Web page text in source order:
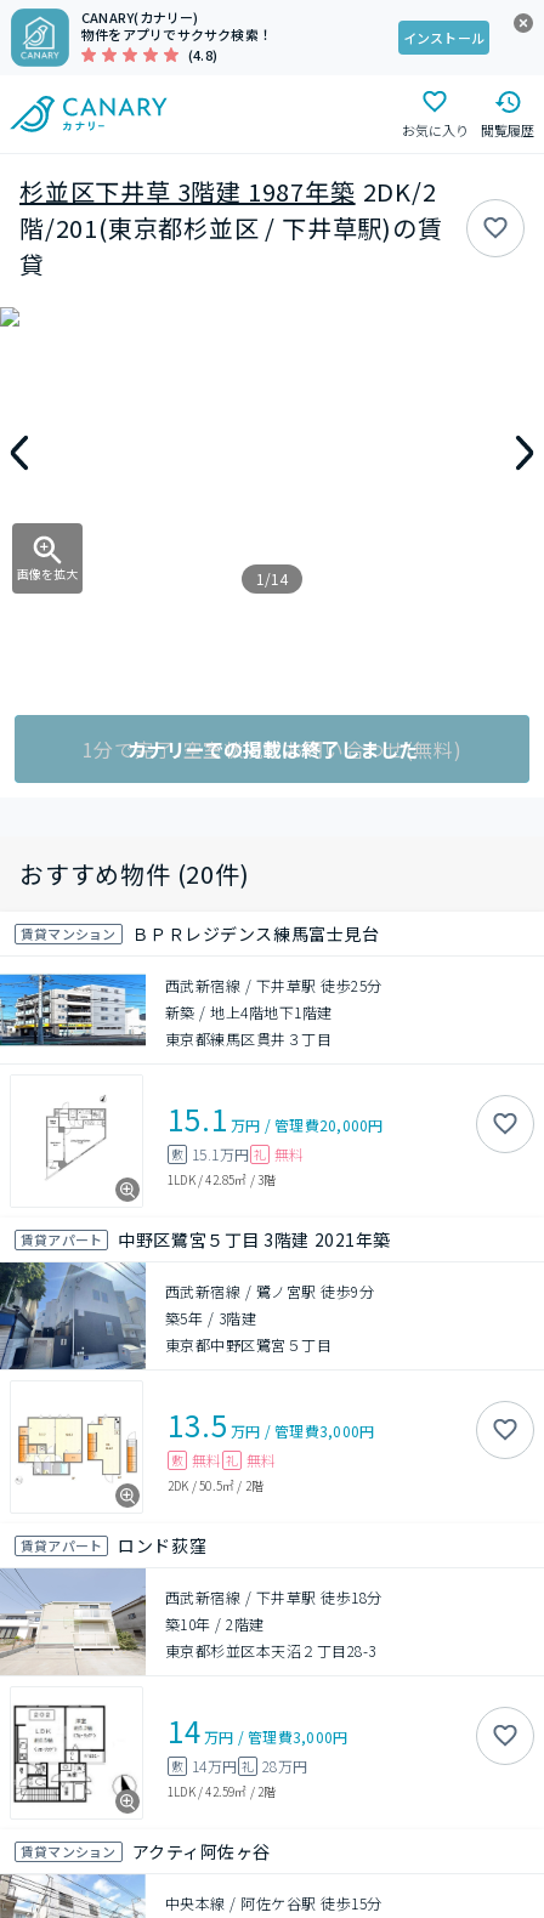
CANARY(カナリー)
物件をアプリでサクサク検索！
(4.8)
インストール
お気に入り 閲覧履歴
杉並区下井草 3階建 1987年築 2DK/2
階/201(東京都杉並区 / 下井草駅)の賃
貸
画像を拡大 1/14
1分で完了!空室状況をお問い合わせ(無料)
カナリーでの掲載は終了しました
おすすめ物件 (20件)
賃貸マンション ＢＰＲレジデンス練馬富士見台
西武新宿線 / 下井草駅 徒歩25分
新築 /地上4階地下1階建
東京都練馬区貫井３丁目
15.1 万円 /管理費20,000円
敷 15.1万円 礼 無料
1LDK/42.85㎡ /3階
賃貸アパート 中野区鷺宮５丁目 3階建 2021年築
西武新宿線 / 鷺ノ宮駅 徒歩9分
築5年 / 3階建
東京都中野区鷺宮５丁目
13.5 万円 /管理費3,000円
敷 無料 礼 無料
2DK /50.5㎡ / 2階
賃貸アパート ロンド荻窪
西武新宿線 / 下井草駅 徒歩18分
築10年 /2階建
東京都杉並区本天沼２丁目28-3
14万円 /管理費3,000円
敷 14万円 礼 28万円
1LDK/42.59㎡ / 2階
賃貸マンション アクティ阿佐ヶ谷
中央本線 / 阿佐ケ谷駅 徒歩15分